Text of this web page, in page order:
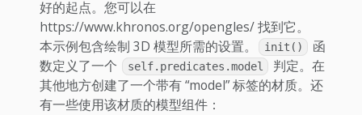
好的起点。您可以在
https://www.khronos.org/opengles/ 找到它。
本示例包含绘制 3D 模型所需的设置。
init()
函
数定义了一个
self.predicates.model
判定。在
其他地方创建了一个带有 “model” 标签的材质。还
有一些使用该材质的模型组件：